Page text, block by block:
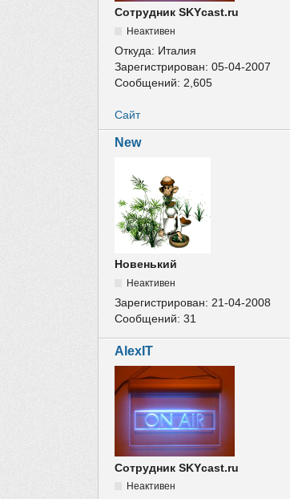
Сотрудник SKYcast.ru
Неактивен
Откуда: Италия
Зарегистрирован:05-04-2007
Сообщений: 2,605
Сайт
New
Новенький
Неактивен
Зарегистрирован: 21-04-2008
Сообщений:31
AlexIT
Сотрудник SKYcast.ru
Неактивен